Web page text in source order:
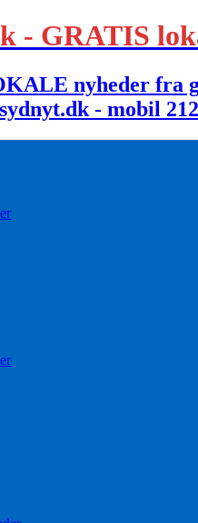
- GRATIS
nyheder fra
- mobil